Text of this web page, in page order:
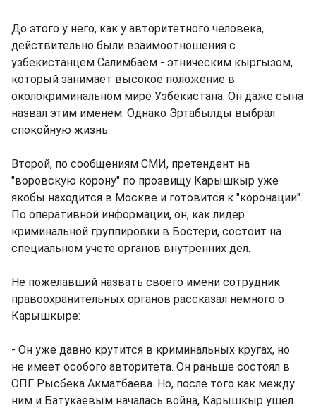
До этого у него, как у авторитетного человека,
действительно были взаимоотношения с
узбекистанцем Салимбаем - этническим кыргызом,
который занимает высокое положение в
околокриминальном мире Узбекистана. Он даже сына
назвал этим именем. Однако Эртабылды выбрал
спокойную жизнь.
Второй, по сообщениям СМИ, претендент на
"воровскую корону" по прозвищу Карышкыр уже
якобы находится в Москве и готовится к "коронации".
По оперативной информации, он, как лидер
криминальной группировки в Бостери, состоит на
специальном учете органов внутренних дел.
Не пожелавший назвать своего имени сотрудник
правоохранительных органов рассказал немного о
Карышкыре:
- Он уже давно крутится в криминальных кругах, но
не имеет особого авторитета. Он раньше состоял в
ОПГ Рысбека Акматбаева. Но, после того как между
ним и Батукаевым началась война, Карышкыр ушел